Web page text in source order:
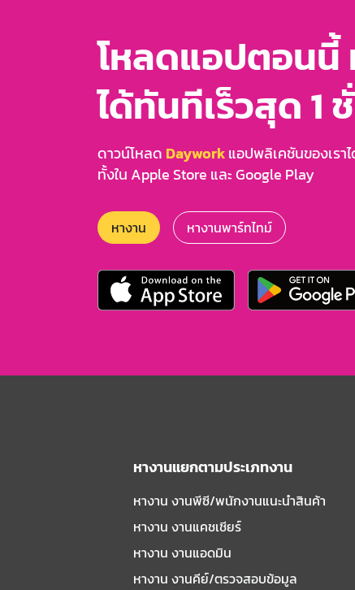
โหลดแอปตอนนี้
ได้ทันทีเร็วสุด 1
ดาวน์โหลด Dayworkแอปพลิเคชันของเรา
ทั้งใน Apple Store และ Google Play
หางาน หางานพาร์ทไทม์
หางานแยกตามประเภทงาน
หางาน งานพีซี/พนักงานแนะนําสินค้า
หางาน งานแคชเชียร์
หางาน งานแอดมิน
หางาน งานคีย์/ตรวจสอบข้อมูล